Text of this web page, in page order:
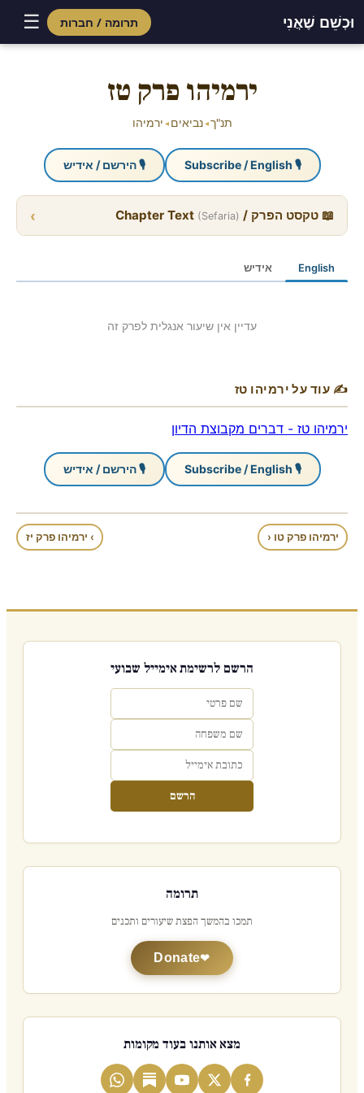
וּכְשֵׁם שֶׁאֲנִי תרומה / חברות ☰
ירמיהו פרק טז
תנ"ך ◂ נביאים ◂ ירמיהו
🎙 Subscribe / English 🎙 הירשם / אידיש
📖 טקסט הפרק / Chapter Text (Sefaria)
›
English אידיש
עדיין אין שיעור אנגלית לפרק זה
✍ עוד על ירמיהו טז
ירמיהו טז - דברים מקבוצת הדיון
🎙 Subscribe / English 🎙 הירשם / אידיש
ירמיהו פרק טו ‹ › ירמיהו פרק יז
הרשם לרשימת אימייל שבועי
הרשם
תרומה
תמכו בהמשך הפצת שיעורים ותכנים
Donate
מצא אותנו בעוד מקומות